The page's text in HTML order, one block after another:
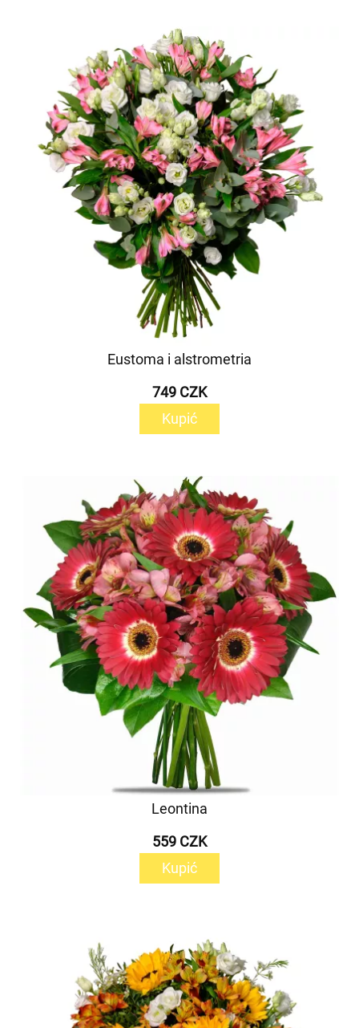
Eustoma i alstrometria
749 CZK
Kupić
Leontina
559 CZK
Kupić